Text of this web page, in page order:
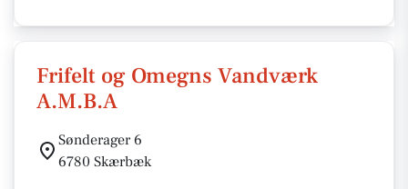
Frifelt og Omegns Vandværk
A.M.B.A
Sønderager 6
6780 Skærbæk